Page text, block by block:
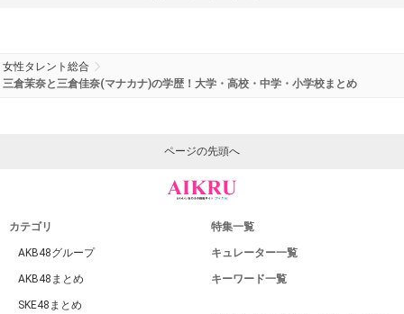
女性タレント総合
三倉茉奈と三倉佳奈(マナカナ)の学歴！大学・高校・中学・小学校まとめ
ページの先頭へ
カテゴリ
AKB48グループ
AKB48まとめ
SKE48まとめ
特集一覧
キュレーター一覧
キーワード一覧